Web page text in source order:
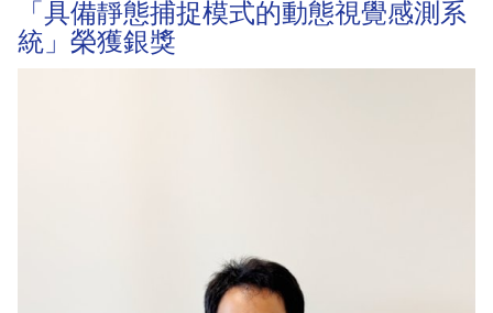
「具備靜態捕捉模式的動態視覺感測系
統」榮獲銀獎